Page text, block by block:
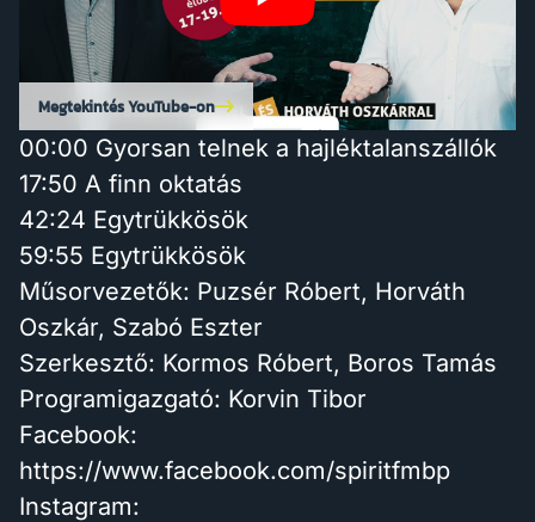
Megtekintés YouTube-on
00:00 Gyorsan telnek a hajléktalanszállók
17:50 A finn oktatás
42:24 Egytrükkösök
59:55 Egytrükkösök
Műsorvezetők: Puzsér Róbert, Horváth
Oszkár, Szabó Eszter
Szerkesztő: Kormos Róbert, Boros Tamás
Programigazgató: Korvin Tibor
Facebook:
https://www.facebook.com/spiritfmbp
Instagram: